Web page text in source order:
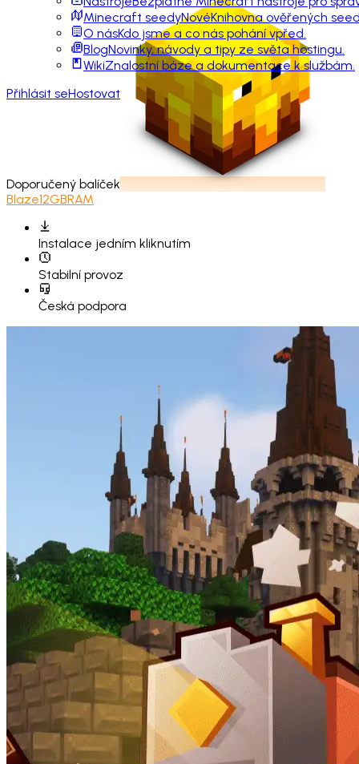
Minecraft seedyNovéKnihovna ověřených
O násKdo jsme a co nás pohání vpřed.
BlogNovinky, návody a tipy ze světa hostingu.
WikiZnalostní báze a dokumentace k službám.
Přihlásit seHostovat
Doporučený balíček
Blaze12GBRAM
Instalace jedním kliknutím
Stabilní provoz
Česká podpora